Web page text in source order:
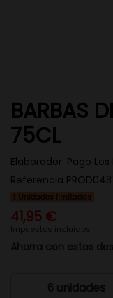
BARBAS
75CL
Elaborador: Pago
Referencia
Unidades limitadas
41,95 €
Impuestos incluidos
Ahorra con estos
6 unidades